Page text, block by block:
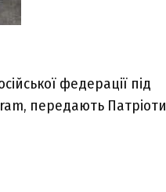
федерації під
передають Патріоти